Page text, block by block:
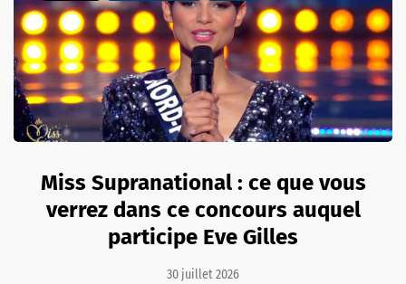
Miss Supranational : ce que vous
verrez dans ce concours auquel
participe Eve Gilles
30 juillet 2026